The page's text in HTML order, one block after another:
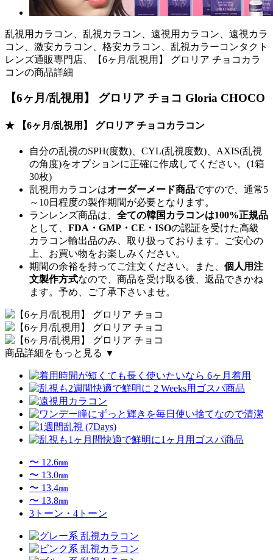
乱視用カラコン、乱視カラコン、遠視用カラコン、遠視カラ
コン、激安カラコン、格安カラコン、乱視カラーコンタクト
レンズ通販専門店、【6ヶ月/乱視用】 グロリア チョコカラ
コンの商品詳細
【6ヶ月/乱視用】 グロリア チョコ Gloria CHOCO
★ 【6ヶ月/乱視用】 グロリア チョコカラコン
自分の乱視のSPH(度数)、CYL(乱視度数)、AXIS(乱視
の角度)をオプションに正確に作成してください。(1箱
30枚)
乱視用カラコンはオーダーメード商品ですので、 通常5
～10日程度の製作期間が必要となります。
ランレンズ商品は、 全ての韓国カラコンは100%正規品
として、 FDA・GMP・CE・ISOの認証を受けた高級
カラコン輸出品のみ、取り扱っております。ご安心の
上、お買い物をお楽しみください。
期間の余裕を持ってご注文ください。また、 個人用注
文製作方式なので、商品を受け取る後、返品できかね
ます。予め、ご了承下さいませ。
商品詳細をもっと見る ▼
〜 12.6㎜
〜 13.0㎜
〜 13.4㎜
〜 13.8㎜
3トーン・4トーン